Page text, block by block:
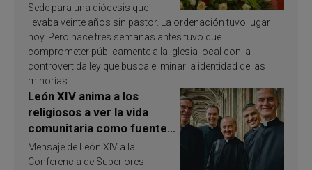
Sede para una diócesis que
llevaba veinte años sin pastor. La ordenación tuvo lugar
hoy. Pero hace tres semanas antes tuvo que
comprometer públicamente a la Iglesia local con la
controvertida ley que busca eliminar la identidad de las
minorías.
León XIV anima a los
religiosos a ver la vida
comunitaria como fuente
de inspiración y
santificación
Mensaje de León XIV a la
Conferencia de Superiores